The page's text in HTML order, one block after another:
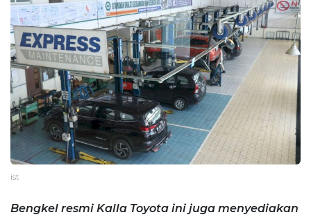
ist
Bengkel resmi Kalla Toyota ini juga menyediakan